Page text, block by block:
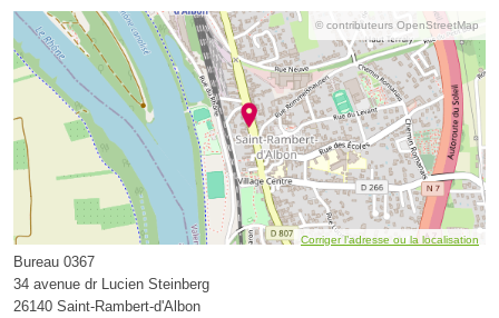
© contributeurs OpenStreetMap
Corriger l’adresse ou la localisation
Bureau 0367
34 avenue dr Lucien Steinberg
26140 Saint-Rambert-d'Albon